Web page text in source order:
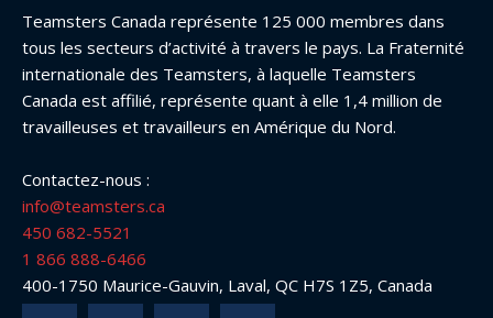
Teamsters Canada représente 125 000 membres dans
tous les secteurs d’activité à travers le pays. La Fraternité
internationale des Teamsters, à laquelle Teamsters
Canada est affilié, représente quant à elle 1,4 million de
travailleuses et travailleurs en Amérique du Nord.
Contactez-nous :
info@teamsters.ca
450 682-5521
1 866 888-6466
400-1750 Maurice-Gauvin, Laval, QC H7S 1Z5, Canada